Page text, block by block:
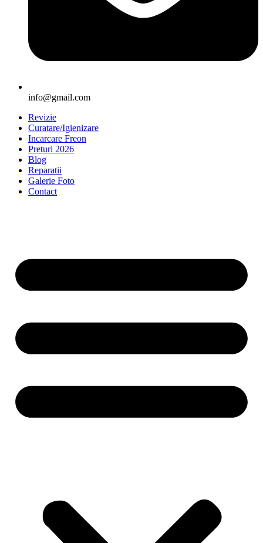
info@gmail.com
Revizie
Curatare/Igienizare
Incarcare Freon
Preturi 2026
Blog
Reparatii
Galerie Foto
Contact